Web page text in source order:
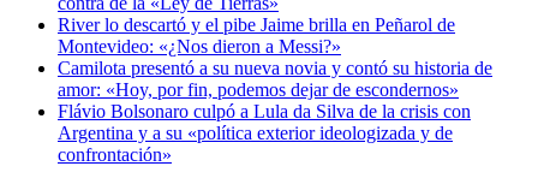
River lo descartó y el pibe Jaime brilla en Peñarol de
Montevideo: «¿Nos dieron a Messi?»
Camilota presentó a su nueva novia y contó su historia de
amor: «Hoy, por fin, podemos dejar de escondernos»
Flávio Bolsonaro culpó a Lula da Silva de la crisis con
Argentina y a su «política exterior ideologizada y de
confrontación»